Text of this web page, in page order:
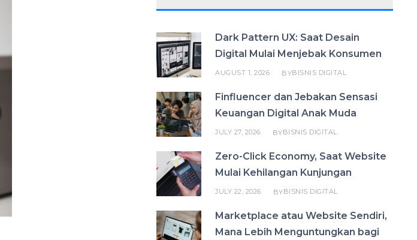
Dark Pattern UX: Saat Desain
Digital Mulai Menjebak Konsumen
AUGUST 1, 2026 BYBISNIS DIGITAL
Finfluencer dan Jebakan Sensasi
Keuangan Digital Anak Muda
JULY 27, 2026 BYBISNIS DIGITAL
Zero-Click Economy, Saat Website
Mulai Kehilangan Kunjungan
JULY 22, 2026 BYBISNIS DIGITAL
Marketplace atau Website Sendiri,
Mana Lebih Menguntungkan bagi